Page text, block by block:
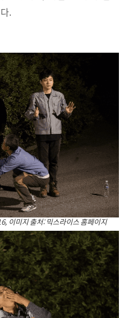
.
이미지 출처: 믹스라이스 홈페이지